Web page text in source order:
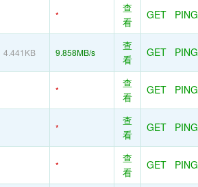
*
查
看
GET PING
4.441KB 9.858MB/s
查
看
GET PING
*
查
看
GET PING
*
查
看
GET PING
*
查
看
GET PING